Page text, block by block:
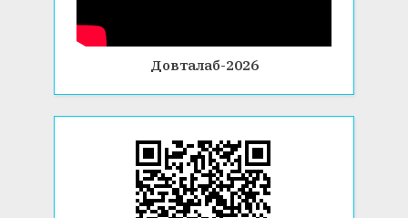
Довталаб-2026